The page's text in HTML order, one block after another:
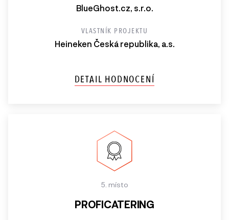
BlueGhost.cz, s.r.o.
VLASTNÍK PROJEKTU
Heineken Česká republika, a.s.
DETAIL HODNOCENÍ
5. místo
PROFICATERING